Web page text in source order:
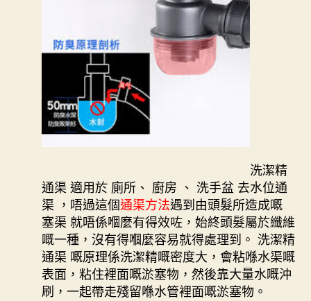
洗潔精
通渠 適用於 廁所、 廚房 、 洗手盆 去水位通
渠 ，唔過這個通渠方法遇到由頭髮所造成嘅
塞渠 就唔係嗰麼有得效咗，始終頭髮屬於纖維
嘅一種，沒有得嗰麼容易就得處理到。 洗潔精
通渠 嘅原理係洗潔精嘅密度大，會粘喺水渠嘅
表面，粘住裡面嘅淤塞物，然後靠大量水嘅沖
刷，一起帶走殘留喺水管裡面嘅淤塞物。